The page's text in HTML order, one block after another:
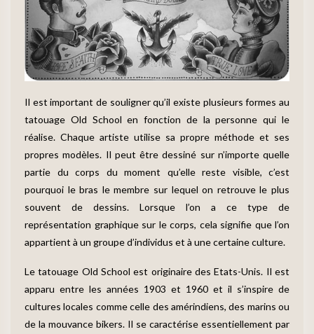
Il est important de souligner qu’il existe plusieurs formes au
tatouage Old School en fonction de la personne qui le
réalise. Chaque artiste utilise sa propre méthode et ses
propres modèles. Il peut être dessiné sur n’importe quelle
partie du corps du moment qu’elle reste visible, c’est
pourquoi le bras le membre sur lequel on retrouve le plus
souvent de dessins. Lorsque l’on a ce type de
représentation graphique sur le corps, cela signifie que l’on
appartient à un groupe d’individus et à une certaine culture.
Le tatouage Old School est originaire des Etats-Unis. Il est
apparu entre les années 1903 et 1960 et il s’inspire de
cultures locales comme celle des amérindiens, des marins ou
de la mouvance bikers. Il se caractérise essentiellement par